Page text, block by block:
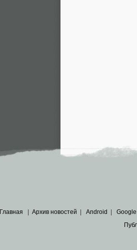
Главная Архив новостей Android Google